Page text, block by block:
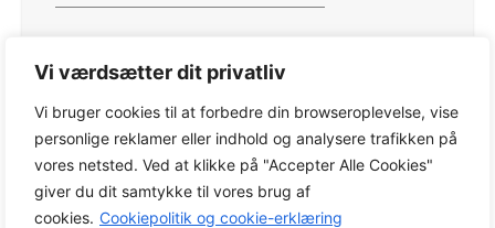
Vi værdsætter dit privatliv
Vi bruger cookies til at forbedre din browseroplevelse, vise
personlige reklamer eller indhold og analysere trafikken på
vores netsted. Ved at klikke på "Accepter Alle Cookies"
giver du dit samtykke til vores brug af
cookies. Cookiepolitik og cookie-erklæring
Varenummer:5361116
Kategori: Merchandise
Tag: Merchandise
Varemærke:
Husqvarna